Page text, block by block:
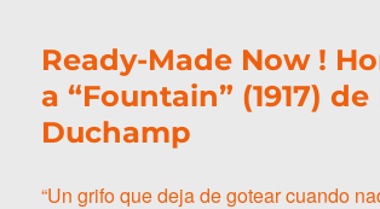
Ready-Made Now !
a “Fountain” (1917)
Duchamp
“Un grifo que deja de gotear cuando